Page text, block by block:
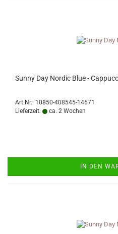
Sunny Day Nordic Blue -
Art.Nr.: 10850-408545-14671
Lieferzeit:
ca. 2 Wochen
IN DEN